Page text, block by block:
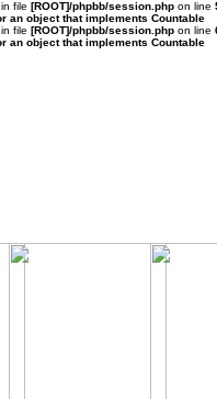
file [ROOT]/phpbb/session.php on line
an object that implements Countable
file [ROOT]/phpbb/session.php on line
an object that implements Countable